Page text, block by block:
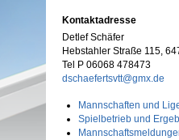
Kontaktadresse
Detlef Schäfer
Hebstahler Straße 115,
Tel P 06068 478473
dschaefertsvtt@gmx.de
Mannschaften und
Spielbetrieb und